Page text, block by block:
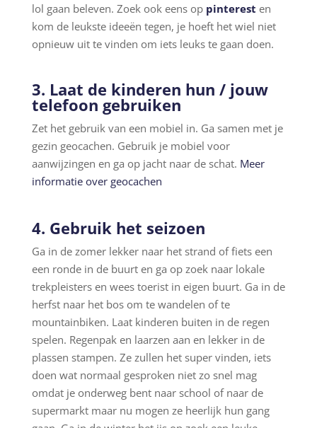
lol gaan beleven. Zoek ook eens op pinterest en
kom de leukste ideeën tegen, je hoeft het wiel niet
opnieuw uit te vinden om iets leuks te gaan doen.
3. Laat de kinderen hun / jouw
telefoon gebruiken
Zet het gebruik van een mobiel in. Ga samen met je
gezin geocachen. Gebruik je mobiel voor
aanwijzingen en ga op jacht naar de schat. Meer
informatie over geocachen
4. Gebruik het seizoen
Ga in de zomer lekker naar het strand of fiets een
een ronde in de buurt en ga op zoek naar lokale
trekpleisters en wees toerist in eigen buurt. Ga in de
herfst naar het bos om te wandelen of te
mountainbiken. Laat kinderen buiten in de regen
spelen. Regenpak en laarzen aan en lekker in de
plassen stampen. Ze zullen het super vinden, iets
doen wat normaal gesproken niet zo snel mag
omdat je onderweg bent naar school of naar de
supermarkt maar nu mogen ze heerlijk hun gang